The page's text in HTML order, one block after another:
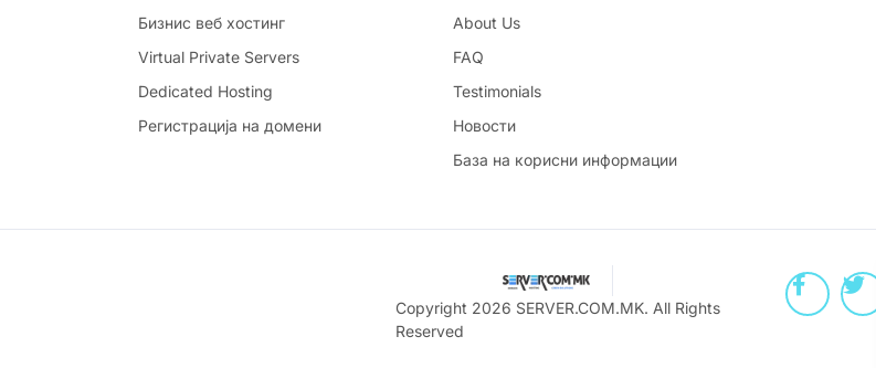
Бизнис веб хостинг
Virtual Private Servers
Dedicated Hosting
Регистрација на домени
About Us
FAQ
Testimonials
Новости
База на корисни информации
Copyright 2026 SERVER.COM.MK. All Rights
Reserved